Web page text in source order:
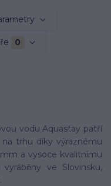
0
vodu Aquastay patří
trhu díky výraznému
a vysoce kvalitnímu
ve Slovinsku,